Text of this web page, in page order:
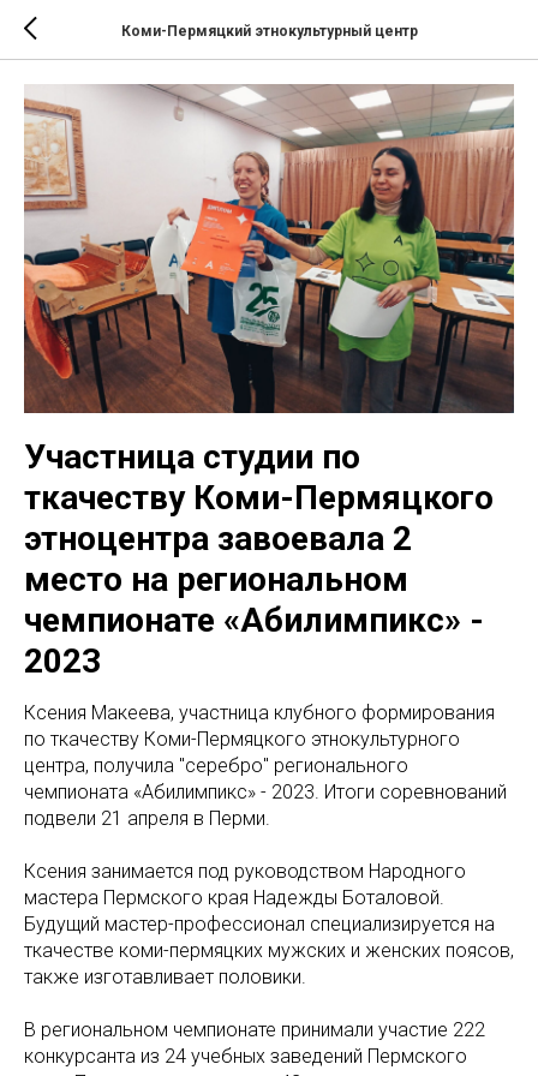
Коми-Пермяцкий этнокультурный центр
Участница студии по
ткачеству Коми-Пермяцкого
этноцентра завоевала 2
место на региональном
чемпионате «Абилимпикс» -
2023
Ксения Макеева, участница клубного формирования
по ткачеству Коми-Пермяцкого этнокультурного
центра, получила "серебро" регионального
чемпионата «Абилимпикс» - 2023. Итоги соревнований
подвели 21 апреля в Перми.
Ксения занимается под руководством Народного
мастера Пермского края Надежды Боталовой.
Будущий мастер-профессионал специализируется на
ткачестве коми-пермяцких мужских и женских поясов,
также изготавливает половики.
В региональном чемпионате принимали участие 222
конкурсанта из 24 учебных заведений Пермского